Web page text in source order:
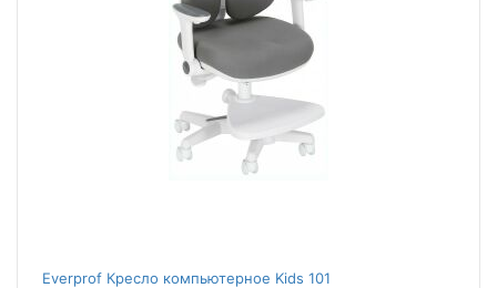
Everprof Кресло компьютерное Kids 101